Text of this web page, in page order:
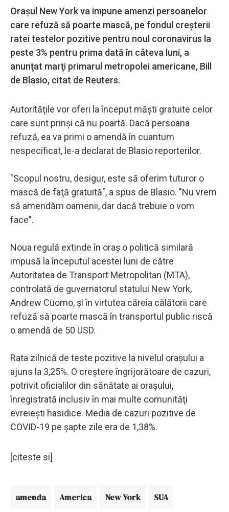
Oraşul New York va impune amenzi persoanelor
care refuză să poarte mască, pe fondul creşterii
ratei testelor pozitive pentru noul coronavirus la
peste 3% pentru prima dată în câteva luni, a
anunţat marţi primarul metropolei americane, Bill
de Blasio, citat de Reuters.
Autorităţile vor oferi la început măşti gratuite celor
care sunt prinşi că nu poartă. Dacă persoana
refuză, ea va primi o amendă în cuantum
nespecificat, le-a declarat de Blasio reporterilor.
"Scopul nostru, desigur, este să oferim tuturor o
mască de faţă gratuită", a spus de Blasio. "Nu vrem
să amendăm oamenii, dar dacă trebuie o vom
face".
Noua regulă extinde în oraş o politică similară
impusă la începutul acestei luni de către
Autoritatea de Transport Metropolitan (MTA),
controlată de guvernatorul statului New York,
Andrew Cuomo, şi în virtutea căreia călătorii care
refuză să poarte mască în transportul public riscă
o amendă de 50 USD.
Rata zilnică de teste pozitive la nivelul oraşului a
ajuns la 3,25%. O creştere îngrijorătoare de cazuri,
potrivit oficialilor din sănătate ai oraşului,
înregistrată inclusiv în mai multe comunităţi
evreieşti hasidice. Media de cazuri pozitive de
COVID-19 pe şapte zile era de 1,38%.
[citeste si]
amenda America New York SUA